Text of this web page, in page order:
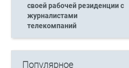
своей рабочей резиденции с
журналистами
телекомпаний
Популярное